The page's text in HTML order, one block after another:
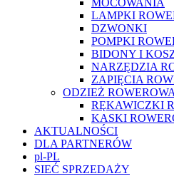
MOCOWANIA
LAMPKI
DZWONKI
POMPKI
BIDONY I
NARZĘDZIA
ZAPIĘCIA
ODZIEŻ ROWEROWA
RĘKAWICZKI
KASKI
AKTUALNOŚCI
DLA PARTNERÓW
pl-PL
SIEĆ SPRZEDAŻY